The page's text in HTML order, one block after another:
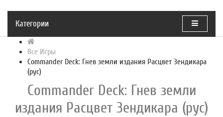
Категории
Все Игры
Commander Deck: Гнев земли издания Расцвет Зендикара
(рус)
Commander Deck: Гнев земли
издания Расцвет Зендикара (рус)